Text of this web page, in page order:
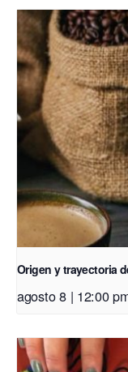
Origen y trayectoria
agosto 8 | 12:00